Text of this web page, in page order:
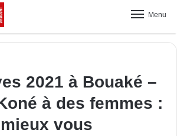
Menu
2021 à Bouaké –
à des femmes :
vous